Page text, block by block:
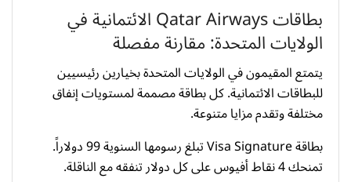
بطاقات Qatar Airways الائتمانية في
الولايات المتحدة: مقارنة مفصلة
يتمتع المقيمون في الولايات المتحدة بخيارين رئيسيين
للبطاقات الائتمانية. كل بطاقة مصممة لمستويات إنفاق
مختلفة وتقدم مزايا متنوعة.
بطاقة Visa Signature تبلغ رسومها السنوية 99 دولاراً.
تمنحك 4 نقاط أفيوس على كل دولار تنفقه مع الناقلة.